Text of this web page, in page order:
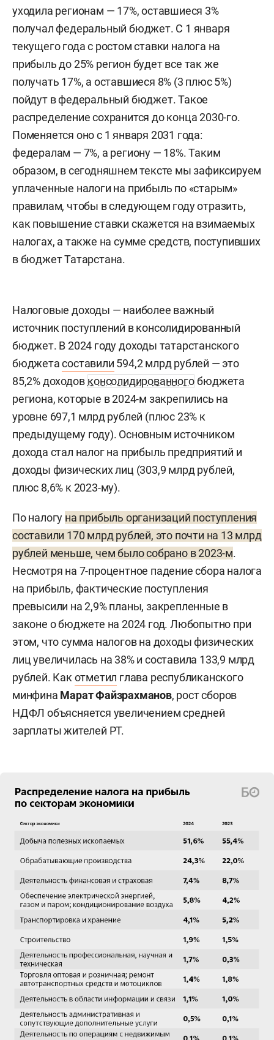
уходила регионам — 17%, оставшиеся 3%
получал федеральный бюджет. С 1 января
текущего года с ростом ставки налога на
прибыль до 25% регион будет все так же
получать 17%, а оставшиеся 8% (3 плюс 5%)
пойдут в федеральный бюджет. Такое
распределение сохранится до конца 2030-го.
Поменяется оно с 1 января 2031 года:
федералам — 7%, а региону — 18%. Таким
образом, в сегодняшнем тексте мы зафиксируем
уплаченные налоги на прибыль по «старым»
правилам, чтобы в следующем году отразить,
как повышение ставки скажется на взимаемых
налогах, а также на сумме средств, поступивших
в бюджет Татарстана.
Налоговые доходы — наиболее важный
источник поступлений в консолидированный
бюджет. В 2024 году доходы татарстанского
бюджетасоставили 594,2 млрд рублей — это
85,2% доходов консолидированного бюджета
региона, которые в 2024-м закрепились на
уровне 697,1 млрд рублей (плюс 23% к
предыдущему году). Основным источником
дохода стал налог на прибыль предприятий и
доходы физических лиц (303,9 млрд рублей,
плюс 8,6% к 2023-му).
По налогу на прибыль организаций поступления
составили 170 млрд рублей, это почти на 13 млрд
рублей меньше, чем было собрано в 2023-м.
Несмотря на 7-процентное падение сбора налога
на прибыль, фактические поступления
превысили на 2,9% планы, закрепленные в
законе о бюджете на 2024 год. Любопытно при
этом, что сумма налогов на доходы физических
лиц увеличилась на 38% и составила 133,9 млрд
рублей. Как отметил глава республиканского
минфина МаратФайзрахманов, рост сборов
НДФЛ объясняется увеличением средней
зарплаты жителей РТ.